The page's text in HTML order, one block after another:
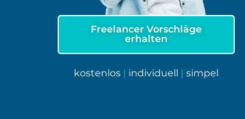
Freelancer Vorschläge
erhalten
kostenlos | individuell | simpel